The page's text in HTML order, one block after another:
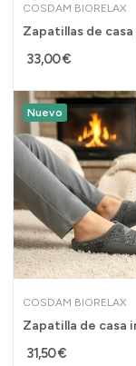
COSDAM BIORELAX
33,00 €
Nuevo
COSDAM BIORELAX
31,50 €